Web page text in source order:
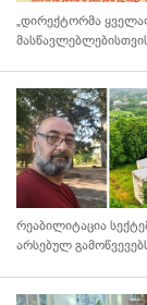
„დირექტორმა
რეაბილიტაცია
არსებულ